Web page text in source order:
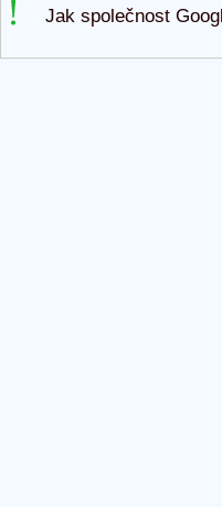
Jak společnost